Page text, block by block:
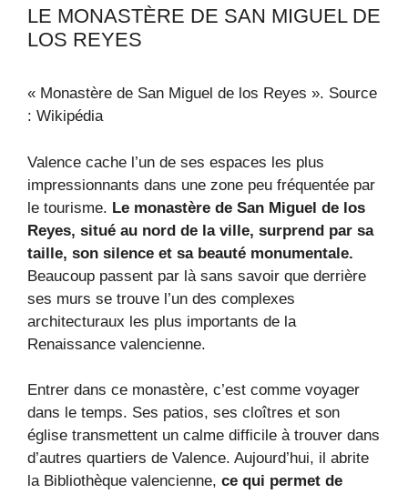
LE MONASTÈRE DE SAN MIGUEL DE
LOS REYES
« Monastère de San Miguel de los Reyes ». Source
: Wikipédia
Valence cache l’un de ses espaces les plus
impressionnants dans une zone peu fréquentée par
le tourisme. Le monastère de San Miguel de los
Reyes, situé au nord de la ville, surprend par sa
taille, son silence et sa beauté monumentale.
Beaucoup passent par là sans savoir que derrière
ses murs se trouve l’un des complexes
architecturaux les plus importants de la
Renaissance valencienne.
Entrer dans ce monastère, c’est comme voyager
dans le temps. Ses patios, ses cloîtres et son
église transmettent un calme difficile à trouver dans
d’autres quartiers de Valence. Aujourd’hui, il abrite
la Bibliothèque valencienne, ce qui permet de